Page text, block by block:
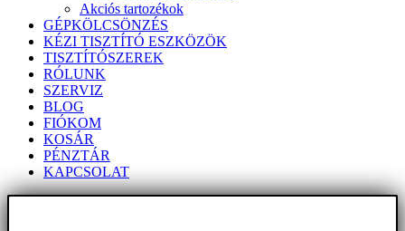
Akciós tartozékok
GÉPKÖLCSÖNZÉS
KÉZI TISZTÍTÓ ESZKÖZÖK
TISZTÍTÓSZEREK
RÓLUNK
SZERVIZ
BLOG
FIÓKOM
KOSÁR
PÉNZTÁR
KAPCSOLAT